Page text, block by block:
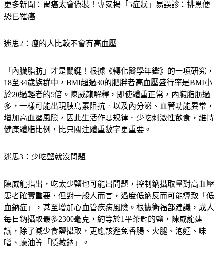
更多新聞： 胃癌太會偽裝！專家揭「5症狀」易誤診：排黑便
恐已罹癌
迷思2：瘦的人比較不會有高血壓
「內臟脂肪」才是關鍵！根據《轉化醫學年鑑》的一項研究，
18至34歲族群中，BMI超過30的肥胖者高血壓盛行率是BMI小
於20過輕者的5倍。陳威龍解釋，即使體重正常，內臟脂肪過
多，一樣可能出現胰島素阻抗，以及內分泌、血管功能異常，
增加高血壓風險，因此生活作息規律、少吃刺激性飲食，維持
健康體脂比例，比只關注體重數字更重要。
迷思3：少吃鹽就沒問題
陳威龍指出，吃太少鹽也可能出問題，控制鈉攝取量對高血壓
患者確實重要，但對一般人而言，過度低鈉反而可能導致「低
血鈉症」，甚至增加心血管疾病風險。根據衛福部建議，成人
每日鈉攝取最多2300毫克，約等於1平茶匙的鹽，陳威龍建
議，除了減少食鹽攝取，更應該避免香腸、火腿、泡麵、味
噌、蠔油等「隱藏鈉」。